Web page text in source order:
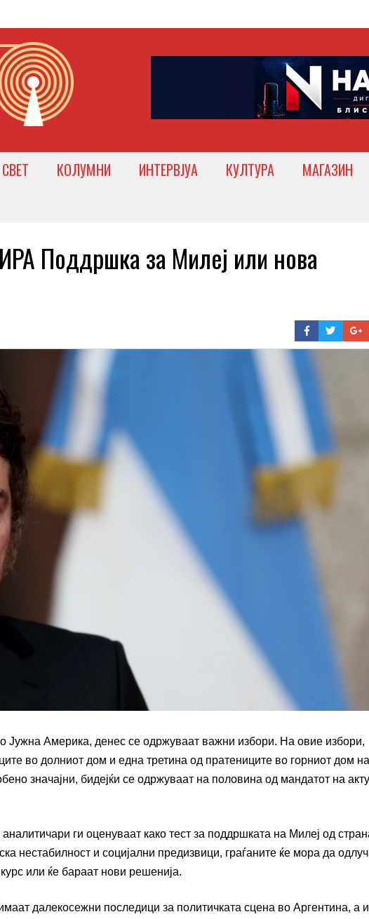
СВЕТ КОЛУМНИ ИНТЕРВЈУА КУЛТУРА МАГАЗИН
Поддршка за Милеј или нова
Јужна Америка, денес се одржуваат важни избори. На овие избори,
во долниот дом и една третина од пратениците во горниот дом на
значајни, бидејќи се одржуваат на половина од мандатот на
ги оценуваат како тест за поддршката на Милеј од
нестабилност и социјални предизвици, граѓаните ќе мора да
или ќе бараат нови решенија.
далекосежни последици за политичката сцена во Аргентина, а